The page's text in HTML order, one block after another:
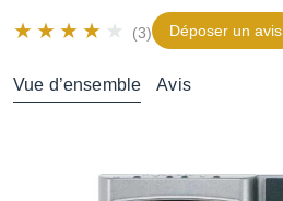
(3) Déposer un avis
Vue d’ensemble Avis